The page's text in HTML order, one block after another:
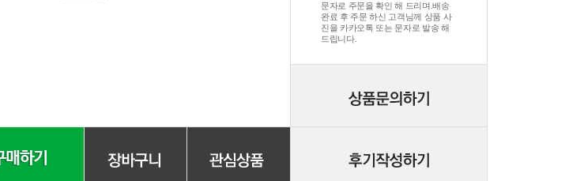
문자로 주문을 확인 해 드리며.배송
완료 후 주문 하신 고객님께 상품 사
진을 카카오톡 또는 문자로 발송 해
드립니다.